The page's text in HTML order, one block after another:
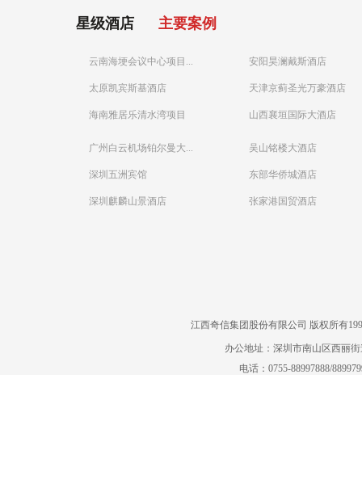
星级酒店 主要案例
云南海埂会议中心项目...
太原凯宾斯基酒店
海南雅居乐清水湾项目
广州白云机场铂尔曼大...
深圳五洲宾馆
深圳麒麟山景酒店
安阳昊澜戴斯酒店
天津京蓟圣光万豪酒店
山西襄垣国际大酒店
吴山铭楼大酒店
东部华侨城酒店
张家港国贸酒店
江西奇信集团股份有限公司 版权所有
办公地址：深圳市南山区西丽
电话：0755-88997888/